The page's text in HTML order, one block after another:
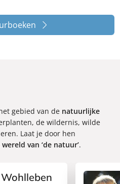
gebied van de natuurlijke
de wildernis, wilde
Laat je door hen
van ‘de natuur’.